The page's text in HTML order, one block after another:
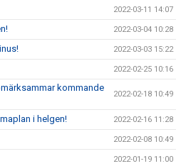
2022-03-11 14:07
2022-03-04 10:28
2022-03-03 15:22
2022-02-25 10:16
kommande
2022-02-18 10:49
i helgen! 2022-02-16 11:28
2022-02-08 10:49
2022-01-19 11:00